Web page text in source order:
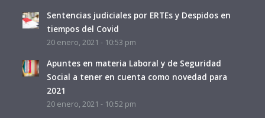
Sentencias judiciales por ERTEs y Despidos en
tiempos del Covid
20 enero, 2021 - 10:53 pm
Apuntes en materia Laboral y de Seguridad
Social a tener en cuenta como novedad para
2021
20 enero, 2021 - 10:52 pm